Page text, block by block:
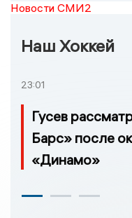
Новости СМИ2
Наш Хоккей
23:01
Гусев
Барс» после
«Динамо»